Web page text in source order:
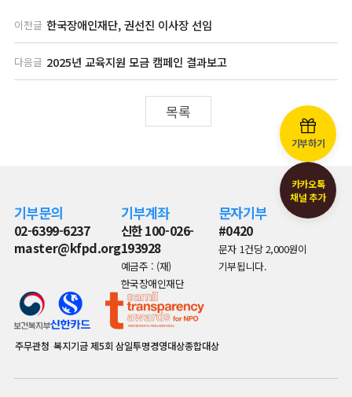
이전글 한국장애인재단, 권선진 이사장 선임
다음글 2025년 교육지원 모금 캠페인 결과보고
목록
기부하기
카카오톡
채널 추가
기부문의
02-6399-6237
master@kfpd.org
기부계좌
신한 100-026-
193928
예금주 : (재)
한국장애인재단
문자기부
#0420
문자 1건당 2,000원이
기부됩니다.
주무관청 복지기금제5회 삼일투명경영대상종합대상